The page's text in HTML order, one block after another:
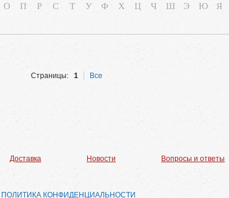
О П Р С Т У Ф Х Ц Ч Ш Э Ю Я
Страницы:
1 Все
Доставка Новости Вопросы и ответы
ПОЛИТИКА КОНФИДЕНЦИАЛЬНОСТИ